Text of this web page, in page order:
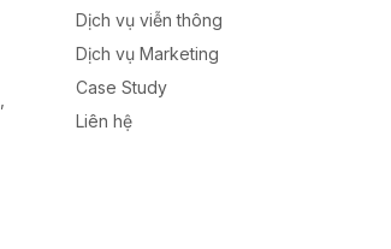
Dịch vụ viễn thông
Dịch vụ Marketing
Case Study
Liên hệ